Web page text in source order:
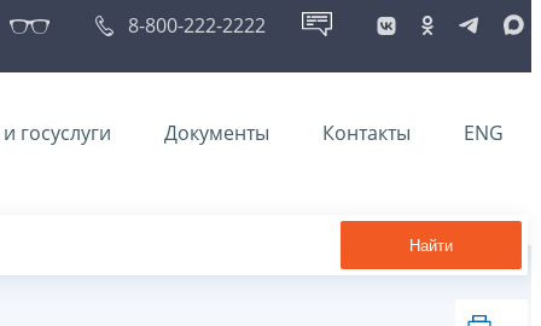
8-800-222-2222
госуслуги Документы Контакты ENG
Найти